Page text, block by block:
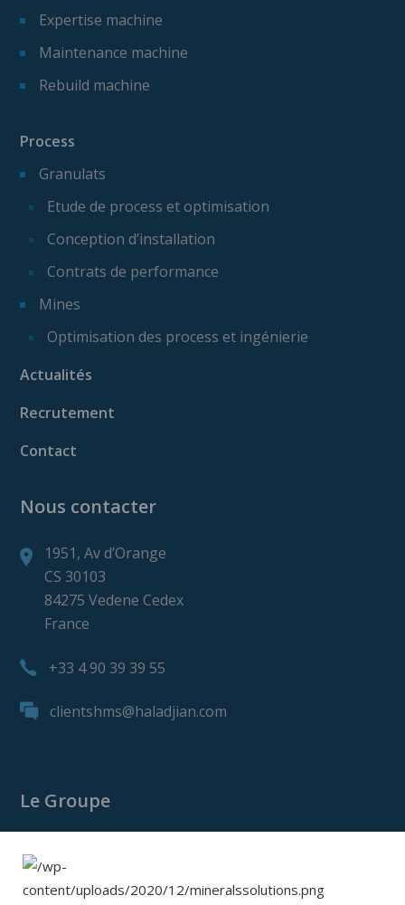
Expertise machine
Maintenance machine
Rebuild machine
Process
Granulats
Etude de process et optimisation
Conception d’installation
Contrats de performance
Mines
Optimisation des process et ingénierie
Actualités
Recrutement
Contact
Nous contacter
1951, Av d’Orange
CS 30103
84275 Vedene Cedex
France
+33 4 90 39 39 55
clientshms@haladjian.com
Le Groupe
Haladjian Mining